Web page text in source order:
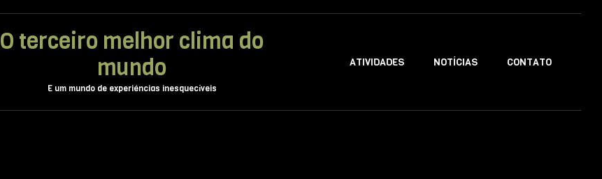
O terceiro melhor clima do
mundo
E um mundo de experiéncias inesquecíveis
ATIVIDADES NOTÍCIAS CONTATO